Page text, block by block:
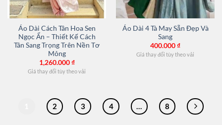
Áo Dài Cách Tân Hoa Sen
Ngọc Ẩn – Thiết Kế Cách
Tân Sang Trọng Trên Nền Tơ
Mỏng
1,260.000₫
Giá thay đổi tùy theo vải
Áo Dài 4 Tà May Sẵn Đẹp Và
Sang
400.000₫
Giá thay đổi tùy theo vải
2 3 4 … 8